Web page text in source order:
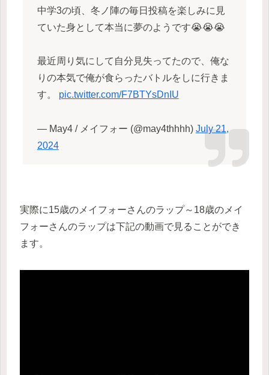
中学3の頃、冬ノ陣の毎日投稿を楽しみに見
ていた身として本当に夢のようです😭😭😭
最近周り気にして自分見失ってたので、俺な
りの本気で俺が食らったバトルをしに行きま
す。 pic.twitter.com/F7BTYsDnIU
— May4 / メイフォー (@may4thhhh) July 21,
2024
実際に15歳のメイフォーさんのラップ～18歳のメイ
フォーさんのラップは下記の動画で見ることができ
ます。